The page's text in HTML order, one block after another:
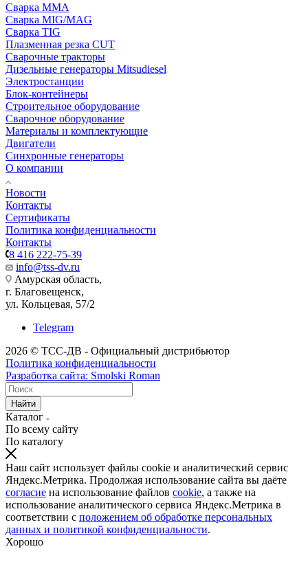
Сварка MMA
Сварка MIG/MAG
Сварка TIG
Плазменная резка CUT
Сварочные тракторы
Дизельные генераторы Mitsudiesel
Электростанции
Блок-контейнеры
Строительное оборудование
Сварочное оборудование
Материалы и комплектующие
Двигатели
Синхронные генераторы
О компании
Новости
Контакты
Сертификаты
Политика конфиденциальности
Контакты
8 416 222-75-39
info@tss-dv.ru
Амурская область,
г. Благовещенск,
ул. Кольцевая, 57/2
Telegram
2026 © ТСС-ДВ - Официальный дистрибьютор
Политика конфиденциальности
Разработка сайта: Smolski Roman
Найти
Каталог
По всему сайту
По каталогу
Наш сайт использует файлы cookie и аналитический сервис
Яндекс.Метрика. Продолжая использование сайта вы даёте
согласие на использование файлов cookie, а также на
использование аналитического сервиса Яндекс.Метрика в
соответствии с положением об обработке персональных
данных и политикой конфиденциальности.
Хорошо